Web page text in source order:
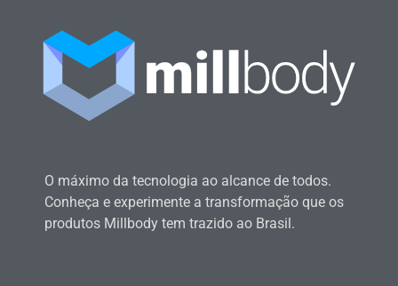
O máximo da tecnologia ao alcance de todos.
Conheça e experimente a transformação que os
produtos Millbody tem trazido ao Brasil.